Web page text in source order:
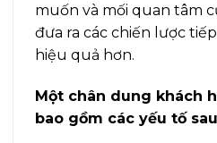
muốn và mối quan tâm
đưa ra các chiến lược
hiệu quả hơn.
Một chân dung khách
bao gồm các yếu tố